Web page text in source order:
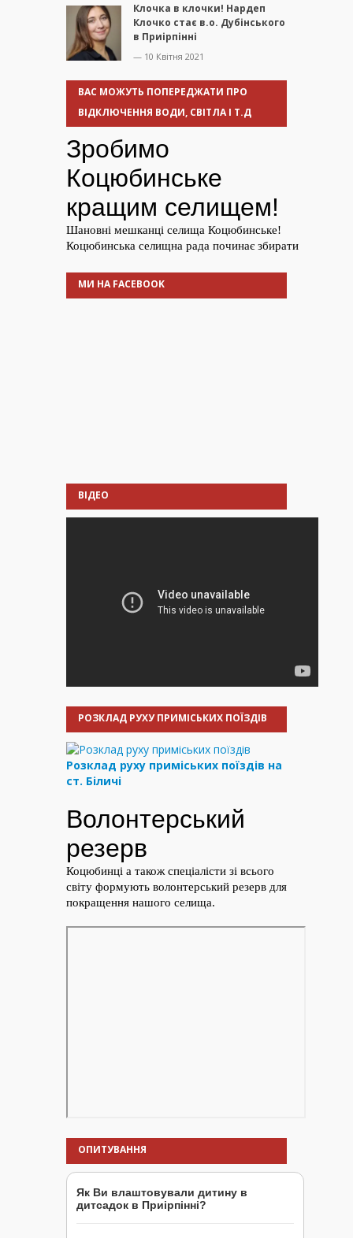
Клочка в клочки! Нардеп
Клочко стає в.о. Дубінського
в Приірпінні
— 10 Квітня 2021
ВАС МОЖУТЬ ПОПЕРЕДЖАТИ ПРО
ВІДКЛЮЧЕННЯ ВОДИ, СВІТЛА І Т.Д
МИ НА FACEBOOK
ВІДЕО
РОЗКЛАД РУХУ ПРИМІСЬКИХ ПОЇЗДІВ
Розклад руху приміських поїздів на
ст. Біличі
ОПИТУВАННЯ
Як Ви влаштовували дитину в
дитсадок в Приірпінні?